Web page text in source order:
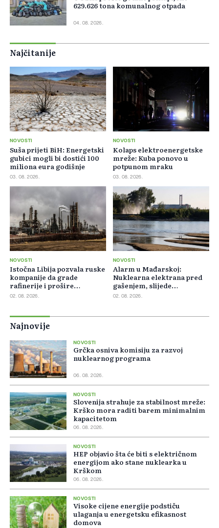
629.626 tona komunalnog otpada
04. 08. 2026.
Najčitanije
NOVOSTI
Suša prijeti BiH: Energetski
gubici mogli bi dostići 100
miliona eura godišnje
03. 08. 2026.
NOVOSTI
Kolaps elektroenergetske
mreže: Kuba ponovo u
potpunom mraku
03. 08. 2026.
NOVOSTI
Istočna Libija pozvala ruske
kompanije da grade
rafinerije i prošire
energetsku saradnju
02. 08. 2026.
NOVOSTI
Alarm u Mađarskoj:
Nuklearna elektrana pred
gašenjem, slijede
restrikcije struje i vode
02. 08. 2026.
Najnovije
NOVOSTI
Grčka osniva komisiju za razvoj
nuklearnog programa
06. 08. 2026.
NOVOSTI
Slovenija strahuje za stabilnost mreže:
Krško mora raditi barem minimalnim
kapacitetom
06. 08. 2026.
NOVOSTI
HEP objavio šta će biti s električnom
energijom ako stane nuklearka u
Krškom
06. 08. 2026.
NOVOSTI
Visoke cijene energije podstiču
ulaganja u energetsku efikasnost
domova